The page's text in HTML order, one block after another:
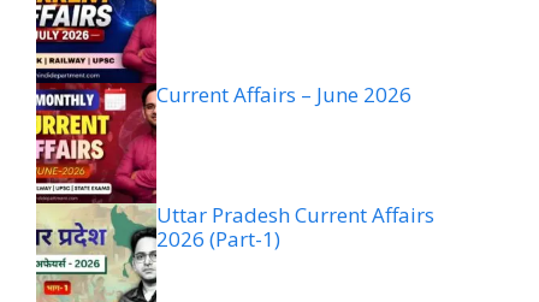
Current Affairs – June 2026
Uttar Pradesh Current Affairs
2026 (Part-1)